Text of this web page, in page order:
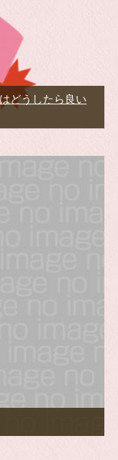
どうしたら良い